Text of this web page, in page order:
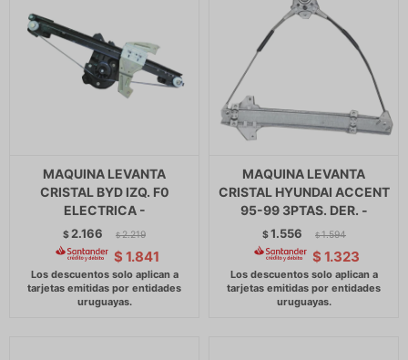
MAQUINA LEVANTA
CRISTAL BYD IZQ. F0
ELECTRICA -
$ 2.166 $ 2.219
$ 1.841
MAQUINA LEVANTA
CRISTAL HYUNDAI ACCENT
95-99 3PTAS. DER. -
$1.556 $ 1.594
$ 1.323